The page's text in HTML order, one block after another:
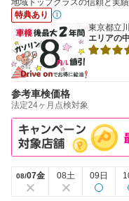
地域トップクラスの信頼と実
特典あり
東京都立
エリアの
参考車検価格
法定24ヶ月点検対象
08/07金 08土 09日